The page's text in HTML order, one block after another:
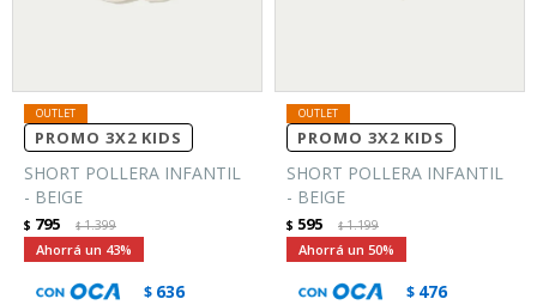
PROMO 3X2 KIDS
SHORT POLLERA INFANTIL
- BEIGE
$ 795 $1.399
43
$ 636
PROMO 3X2 KIDS
SHORT POLLERA INFANTIL
- BEIGE
$ 595 $1.199
50
$ 476